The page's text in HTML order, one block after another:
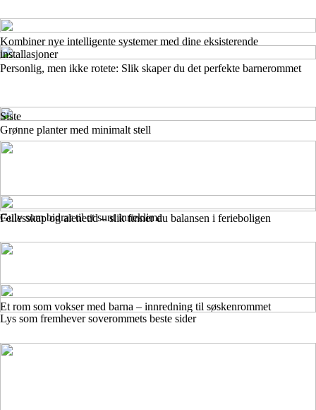
Personlig, men ikke rotete: Slik skaper du det perfekte barnerommet
Kombiner nye intelligente systemer med dine eksisterende
installasjoner
Grønne planter med minimalt stell
Fellesskap og alenetid – slik finner du balansen i ferieboligen
Et rom som vokser med barna – innredning til søskenrommet
Siste
Gulv som bidrar til et sunt inneklima
Lys som fremhever soverommets beste sider